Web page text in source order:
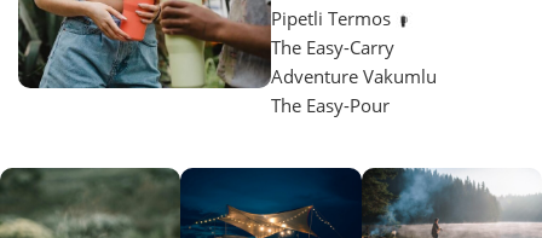
Pipetli Termos
The Easy-Carry
Adventure Vakumlu
The Easy-Pour